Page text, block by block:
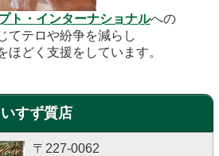
ト・インターナショナルへの
てテロや紛争を減らし
ほどく支援をしています。
すず質店
〒227-0062